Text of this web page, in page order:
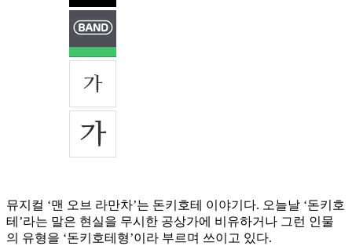
뮤지컬 ‘맨 오브 라만차’는 돈키호테 이야기다. 오늘날 ‘돈키호
테’라는 말은 현실을 무시한 공상가에 비유하거나 그런 인물
의 유형을 ‘돈키호테형’이라 부르며 쓰이고 있다.